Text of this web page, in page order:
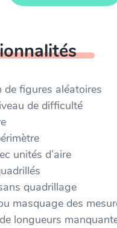
de figures aléatoires
de difficulté
unités d’aire
quadrillage
masquage des
longueurs